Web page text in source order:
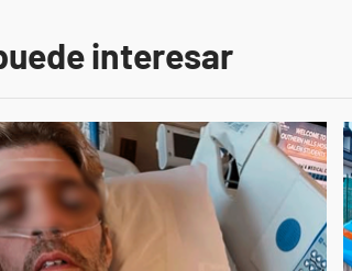
interesar